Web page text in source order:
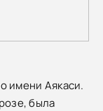
имени Аякаси.
была